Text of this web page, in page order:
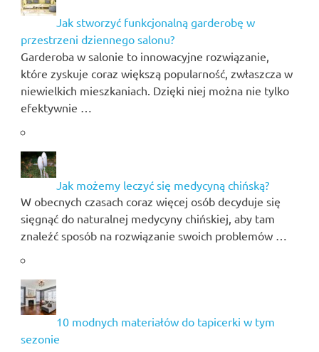
Jak stworzyć funkcjonalną garderobę w
przestrzeni dziennego salonu?
Garderoba w salonie to innowacyjne rozwiązanie,
które zyskuje coraz większą popularność, zwłaszcza w
niewielkich mieszkaniach. Dzięki niej można nie tylko
efektywnie …
Jak możemy leczyć się medycyną chińską?
W obecnych czasach coraz więcej osób decyduje się
sięgnąć do naturalnej medycyny chińskiej, aby tam
znaleźć sposób na rozwiązanie swoich problemów …
10 modnych materiałów do tapicerki w tym
sezonie